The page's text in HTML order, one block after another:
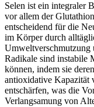
Selen ist ein integraler
vor allem der
entscheidend für die
im Körper durch
Umweltverschmutzung
Radikale sind instabile
können, indem sie
antioxidative Kapazität
entschärfen, was die
Verlangsamung von